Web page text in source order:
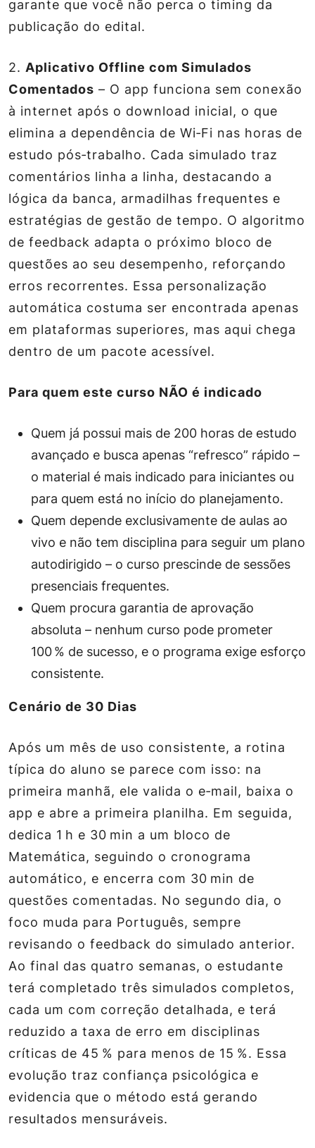
garante que você não perca o timing da
publicação do edital.
2. Aplicativo Offline com Simulados
Comentados – O app funciona sem conexão
à internet após o download inicial, o que
elimina a dependência de Wi‑Fi nas horas de
estudo pós‑trabalho. Cada simulado traz
comentários linha a linha, destacando a
lógica da banca, armadilhas frequentes e
estratégias de gestão de tempo. O algoritmo
de feedback adapta o próximo bloco de
questões ao seu desempenho, reforçando
erros recorrentes. Essa personalização
automática costuma ser encontrada apenas
em plataformas superiores, mas aqui chega
dentro de um pacote acessível.
Para quem este curso NÃO é indicado
Quem já possui mais de 200 horas de estudo
avançado e busca apenas “refresco” rápido –
o material é mais indicado para iniciantes ou
para quem está no início do planejamento.
Quem depende exclusivamente de aulas ao
vivo e não tem disciplina para seguir um plano
autodirigido – o curso prescinde de sessões
presenciais frequentes.
Quem procura garantia de aprovação
absoluta – nenhum curso pode prometer
100 % de sucesso, e o programa exige esforço
consistente.
Cenário de 30 Dias
Após um mês de uso consistente, a rotina
típica do aluno se parece com isso: na
primeira manhã, ele valida o e‑mail, baixa o
app e abre a primeira planilha. Em seguida,
dedica 1 h e 30 min a um bloco de
Matemática, seguindo o cronograma
automático, e encerra com 30 min de
questões comentadas. No segundo dia, o
foco muda para Português, sempre
revisando o feedback do simulado anterior.
Ao final das quatro semanas, o estudante
terá completado três simulados completos,
cada um com correção detalhada, e terá
reduzido a taxa de erro em disciplinas
críticas de 45 % para menos de 15 %. Essa
evolução traz confiança psicológica e
evidencia que o método está gerando
resultados mensuráveis.